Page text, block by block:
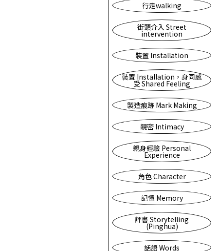
行走walking
街頭介入 Street
intervention
裝置 Installation
裝置 Installation，身同感
受 Shared Feeling
製造痕跡 Mark Making
親密 Intimacy
親身經驗 Personal
Experience
角色 Character
記憶 Memory
評書 Storytelling
(Pinghua)
話語 Words